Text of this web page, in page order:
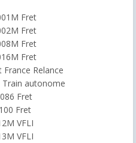
Fret
Fret
Fret
Fret
Relance
Train autonome
Fret
Fret
VFLI
VFLI